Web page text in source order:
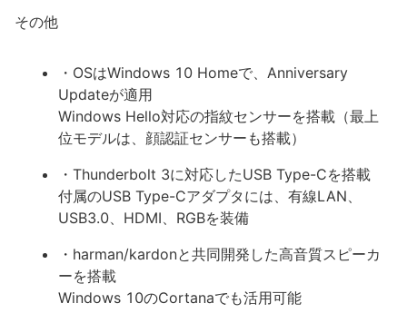
その他
・OSはWindows 10 Homeで、Anniversary
Updateが適用
Windows Hello対応の指紋センサーを搭載（最上
位モデルは、顔認証センサーも搭載）
・Thunderbolt 3に対応したUSB Type-Cを搭載
付属のUSB Type-Cアダプタには、有線LAN、
USB3.0、HDMI、RGBを装備
・harman/kardonと共同開発した高音質スピーカ
ーを搭載
Windows 10のCortanaでも活用可能